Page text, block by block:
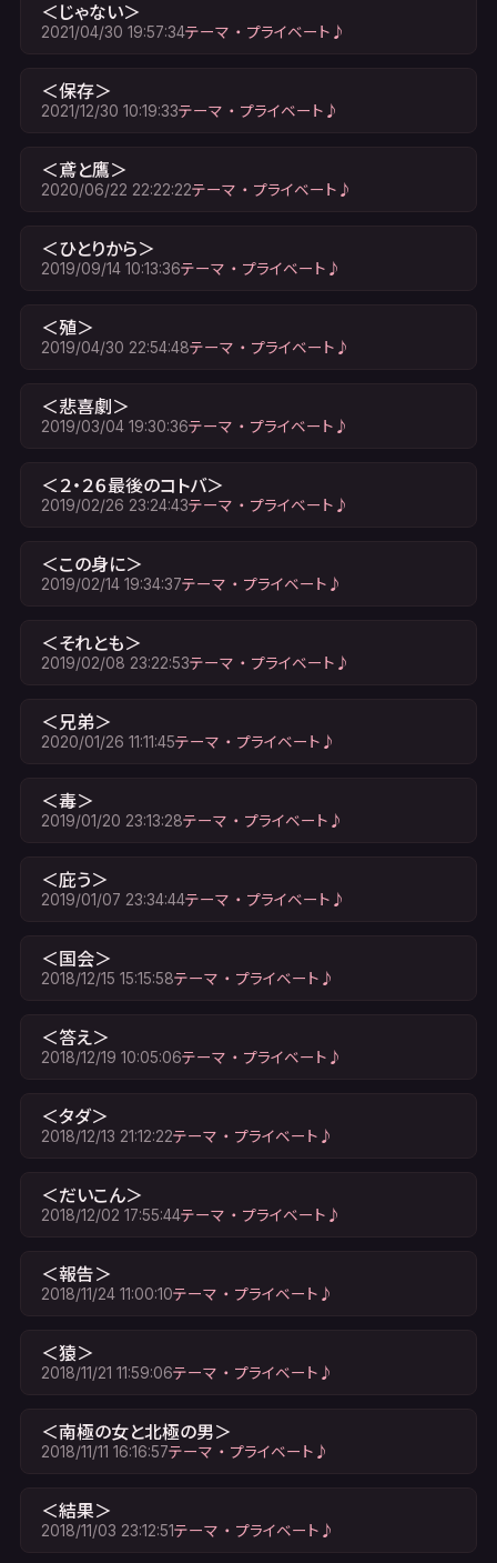
＜じゃない＞
2021/04/30 19:57:34テーマ ・ プライベート♪
＜保存＞
2021/12/30 10:19:33テーマ ・ プライベート♪
＜鳶と鷹＞
2020/06/22 22:22:22テーマ ・ プライベート♪
＜ひとりから＞
2019/09/14 10:13:36テーマ ・ プライベート♪
＜殖＞
2019/04/30 22:54:48テーマ ・ プライベート♪
＜悲喜劇＞
2019/03/04 19:30:36テーマ ・ プライベート♪
＜２・２６最後のコトバ＞
2019/02/26 23:24:43テーマ ・ プライベート♪
＜この身に＞
2019/02/14 19:34:37テーマ ・ プライベート♪
＜それとも＞
2019/02/08 23:22:53テーマ ・ プライベート♪
＜兄弟＞
2020/01/26 11:11:45テーマ ・ プライベート♪
＜毒＞
2019/01/20 23:13:28テーマ ・ プライベート♪
＜庇う＞
2019/01/07 23:34:44テーマ ・ プライベート♪
＜国会＞
2018/12/15 15:15:58テーマ ・ プライベート♪
＜答え＞
2018/12/19 10:05:06テーマ ・ プライベート♪
＜タダ＞
2018/12/13 21:12:22テーマ ・ プライベート♪
＜だいこん＞
2018/12/02 17:55:44テーマ ・ プライベート♪
＜報告＞
2018/11/24 11:00:10テーマ ・ プライベート♪
＜猿＞
2018/11/21 11:59:06テーマ ・ プライベート♪
＜南極の女と北極の男＞
2018/11/11 16:16:57テーマ ・ プライベート♪
＜結果＞
2018/11/03 23:12:51テーマ ・ プライベート♪